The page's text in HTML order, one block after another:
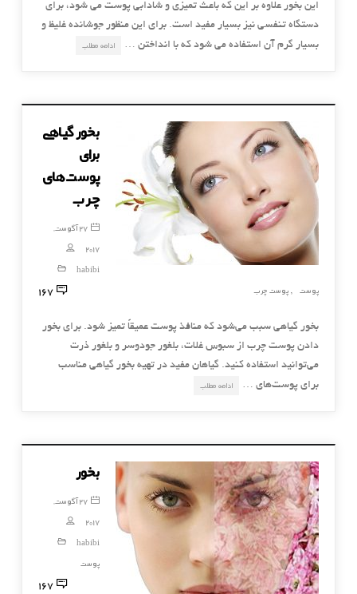
این بخور علاوه بر این که باعث تمیزی و شادابی پوست می شود، برای
دستگاه تنفسی نیز بسیار مفید است. برای این منظور جوشانده غلیظ و
بسیار گرم آن استفاده می شود که با انداختن …
ادامه مطلب
بخور گیاهی
برای
پوست‌های
چرب
27 آگوست,
2017
habibi
پوست
, پوست چرب 167
بخور گیاهی سبب می‌شود که منافذ پوست عمیقاً تمیز شود. برای بخور
دادن پوست چرب از سبوس غلات، بلغور جودوسر و بلغور ذرت
می‌توانید استفاده کنید. گیاهان مفید در تهیه بخور گیاهی مناسب
برای پوست‌های …
ادامه مطلب
بخور
27 آگوست,
2017
habibi
پوست
167